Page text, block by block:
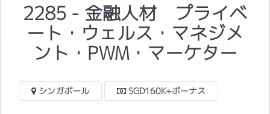
2285 - 金融人材 プライベ
ート・ウェルス・マネジメ
ント・PWM・マーケター
シンガポール SGD160K+ボーナス